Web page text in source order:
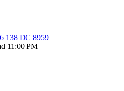
138 DC 8959
11:00 PM